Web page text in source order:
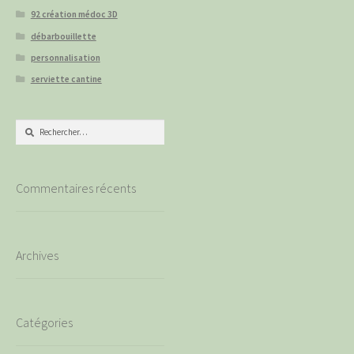
92 création médoc 3D
débarbouillette
personnalisation
serviette cantine
Commentaires récents
Archives
Catégories